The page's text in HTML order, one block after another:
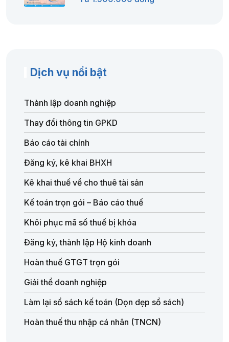
Dịch vụ nổi bật
Thành lập doanh nghiệp
Thay đổi thông tin GPKD
Báo cáo tài chính
Đăng ký, kê khai BHXH
Kê khai thuế về cho thuê tài sản
Kế toán trọn gói – Báo cáo thuế
Khôi phục mã số thuế bị khóa
Đăng ký, thành lập Hộ kinh doanh
Hoàn thuế GTGT trọn gói
Giải thể doanh nghiệp
Làm lại sổ sách kế toán (Dọn dẹp sổ sách)
Hoàn thuế thu nhập cá nhân (TNCN)